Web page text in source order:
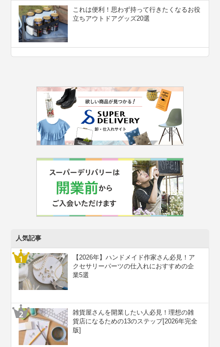
これは便利！思わず持って行きたくなるお役
立ちアウトドアグッズ20選
人気記事
【2026年】ハンドメイド作家さん必見！ア
クセサリーパーツの仕入れにおすすめの企
業5選
雑貨屋さんを開業したい人必見！理想の雑
貨店になるための13のステップ[2026年完全
版]